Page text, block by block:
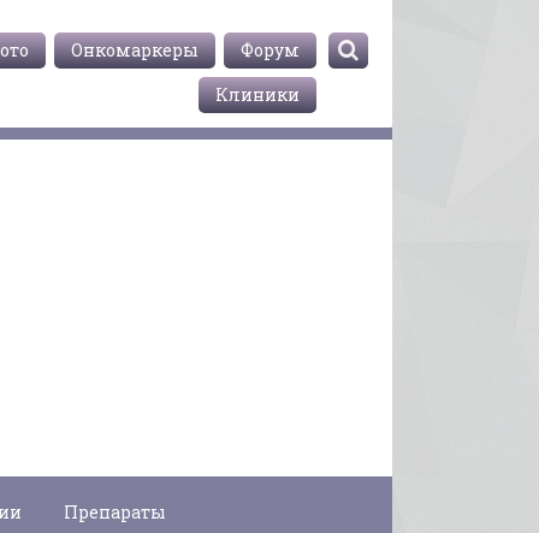
Форум
Онкомаркеры
Клиники
Препараты